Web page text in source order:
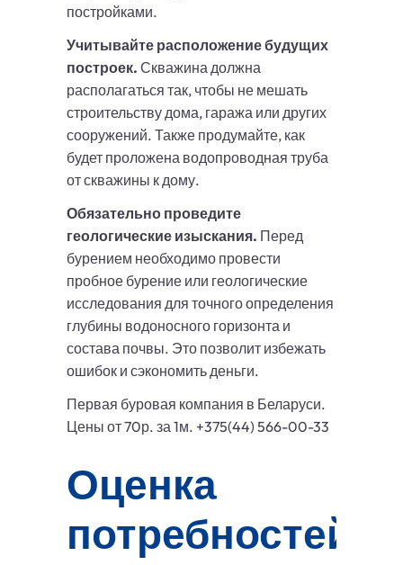
постройками.
Учитывайте расположение будущих
построек. Скважина должна
располагаться так, чтобы не мешать
строительству дома, гаража или других
сооружений. Также продумайте, как
будет проложена водопроводная труба
от скважины к дому.
Обязательно проведите
геологические изыскания. Перед
бурением необходимо провести
пробное бурение или геологические
исследования для точного определения
глубины водоносного горизонта и
состава почвы. Это позволит избежать
ошибок и сэкономить деньги.
Первая буровая компания в Беларуси.
Цены от 70р. за 1м. +375(44) 566-00-33
Оценка
потребностей